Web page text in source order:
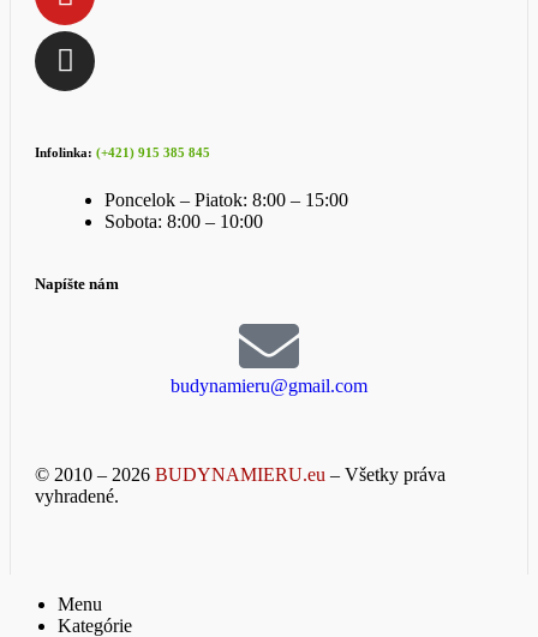
Infolinka: (+421) 915 385 845
Poncelok – Piatok: 8:00 – 15:00
Sobota: 8:00 – 10:00
Napíšte nám
budynamieru@gmail.com
© 2010 – 2026 BUDYNAMIERU.eu – Všetky práva
vyhradené.
Menu
Kategórie